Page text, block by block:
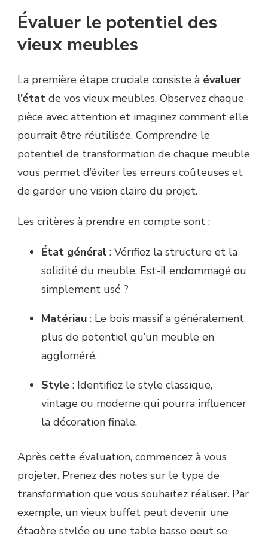
Évaluer le potentiel des
vieux meubles
La première étape cruciale consiste à évaluer
l’état de vos vieux meubles. Observez chaque
pièce avec attention et imaginez comment elle
pourrait être réutilisée. Comprendre le
potentiel de transformation de chaque meuble
vous permet d’éviter les erreurs coûteuses et
de garder une vision claire du projet.
Les critères à prendre en compte sont :
État général : Vérifiez la structure et la
solidité du meuble. Est-il endommagé ou
simplement usé ?
Matériau : Le bois massif a généralement
plus de potentiel qu’un meuble en
aggloméré.
Style : Identifiez le style classique,
vintage ou moderne qui pourra influencer
la décoration finale.
Après cette évaluation, commencez à vous
projeter. Prenez des notes sur le type de
transformation que vous souhaitez réaliser. Par
exemple, un vieux buffet peut devenir une
étagère stylée ou une table basse peut se